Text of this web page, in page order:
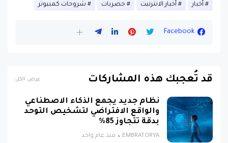
أخبار أخبار الانترنيت حصريات شروحات كمبيوتر
Facebook
قد تُعجبك هذه المشاركات عرض الكل
نظام جديد يجمع الذكاء الاصطناعي
والواقع الافتراضي لتشخيص التوحد
بدقة تتجاوز 85%
EMBRATORYA منذ عام واحد